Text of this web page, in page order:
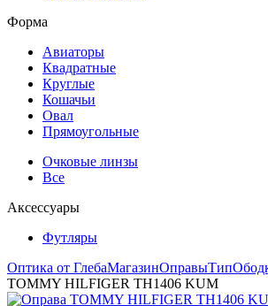
Форма
Авиаторы
Квадратные
Круглые
Кошачьи
Овал
Прямоугольные
Очковые линзы
Все
Аксессуары
Футляры
Оптика от ГлебаМагазинОправыТип
TOMMY HILFIGER TH1406 KUM